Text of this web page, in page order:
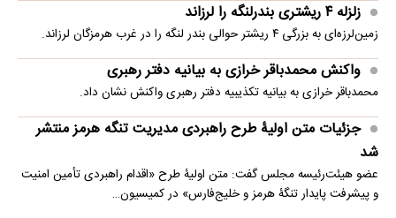
زلزله ۴ ریشتری بندرلنگه را لرزاند
زمین‌لرزه‌ای به بزرگی ۴ ریشتر حوالی بندر لنگه را در غرب هرمزگان لرزاند.
واکنش محمدباقر خرازی به بیانیه دفتر رهبری
محمدباقر خرازی به بیانیه تکذیبیه دفتر رهبری واکنش نشان داد.
جزئیات متن اولیۀ طرح راهبردی مدیریت تنگه هرمز منتشر
شد
عضو هیئت‌رئیسه مجلس گفت: متن اولیۀ طرح «اقدام راهبردی تأمین امنیت
و پیشرفت پایدار تنگۀ هرمز و خلیج‌فارس» در کمیسیون…